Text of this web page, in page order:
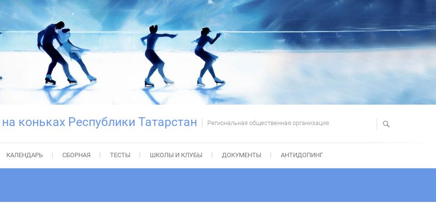
коньках Республики Татарстан Региональная общественная организация
КАЛЕНДАРЬ СБОРНАЯ ТЕСТЫ ШКОЛЫ И КЛУБЫ ДОКУМЕНТЫ АНТИДОПИНГ